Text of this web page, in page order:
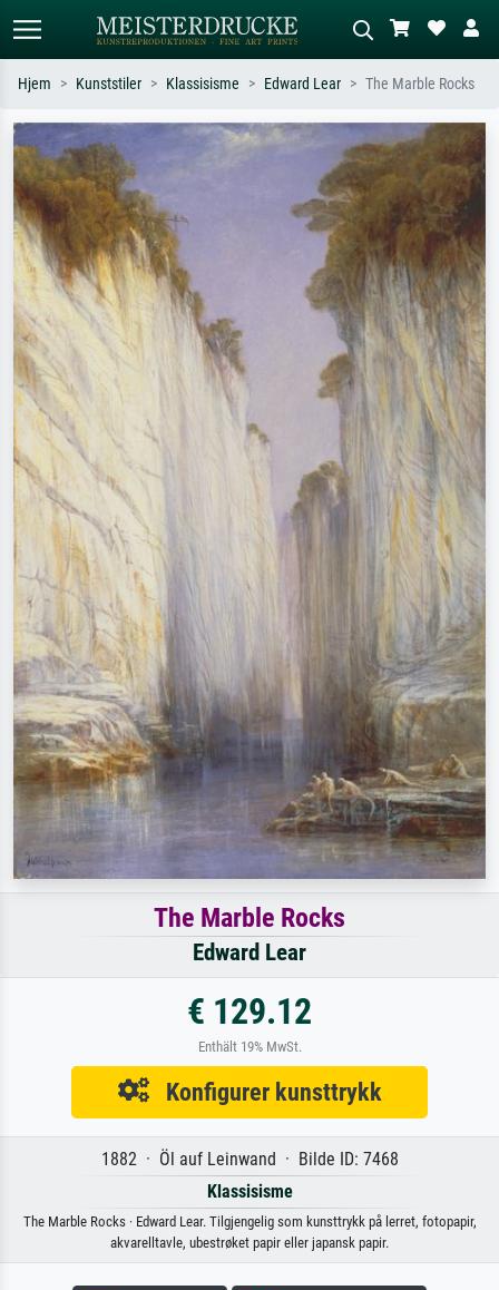
Standardsøk KI-bildesøk
Søk etter kunstner, tittel eller stil – for
eksempel Monet, Stjernenatt,
impresjonisme, Hokusai-bølgen, akt.
Beskriv scenen – for eksempel grønn
eng, abstrakt med mye rødt, mørkt
oljemaleri, stående akt ved et tre.
Hjem Kunststiler Klassisisme Edward Lear The Marble Rocks
The Marble Rocks
Edward Lear
€ 129.12
Enthält 19% MwSt.
Konfigurer kunsttrykk
1882 · Öl auf Leinwand · Bilde ID: 7468
Klassisisme
The Marble Rocks · Edward Lear. Tilgjengelig som kunsttrykk på lerret, fotopapir,
akvarelltavle, ubestrøket papir eller japansk papir.